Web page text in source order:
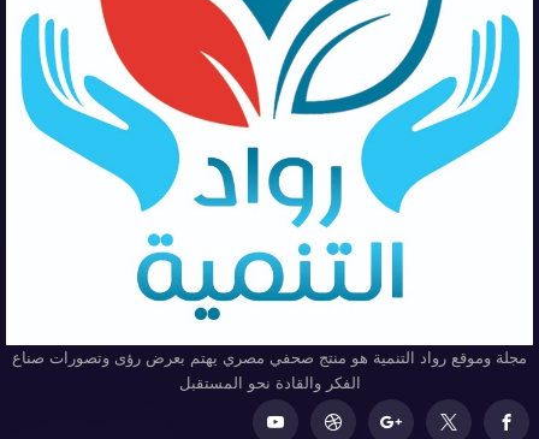
مجلة وموقع رواد التنمية هو منتج صحفي مصري يهتم بعرض رؤى وتصورات صناع
الفكر والقادة نحو المستقبل